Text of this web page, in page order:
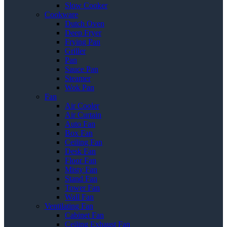
Slow Cooker
Cookware
Dutch Oven
Deep Fryer
Frying Pan
Griller
Pan
Sauce Pan
Steamer
Wok Pan
Fan
Air Cooler
Air Curtain
Auto Fan
Box Fan
Ceiling Fan
Desk Fan
Floor Fan
Misty Fan
Stand Fan
Tower Fan
Wall Fan
Ventilating Fan
Cabinet Fan
Ceiling Exhaust Fan